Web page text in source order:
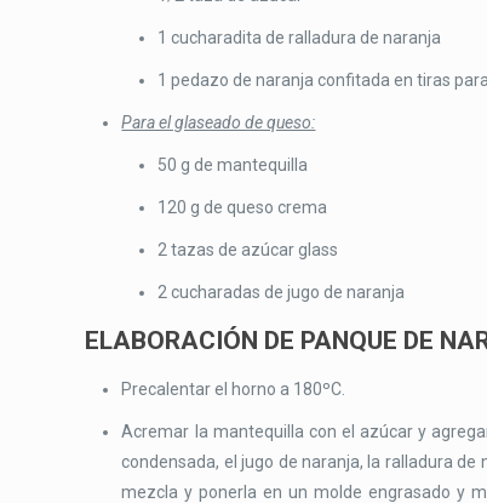
1 cucharadita de ralladura de naranja
1 pedazo de naranja confitada en tiras
Para el glaseado de queso:
50 g de mantequilla
120 g de queso crema
2 tazas de azúcar glass
2 cucharadas de jugo de naranja
ELABORACIÓN DE PANQUE DE
Precalentar el horno a 180ºC.
Acremar la mantequilla con el azúcar y
condensada, el jugo de naranja, la ralladura de
mezcla y ponerla en un molde engrasado y